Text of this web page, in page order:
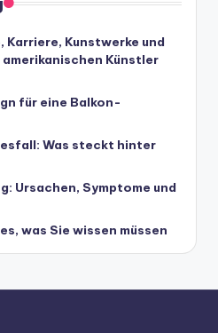
Karriere, Kunstwerke und
amerikanischen Künstler
für eine Balkon-
Was steckt hinter
Ursachen, Symptome und
was Sie wissen müssen